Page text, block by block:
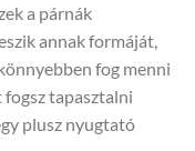
a párnák
annak formáját,
fog menni
tapasztalni
plusz nyugtató